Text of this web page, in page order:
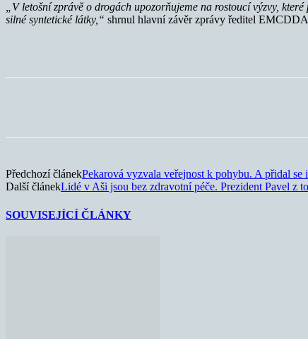
„V letošní zprávě o drogách upozorňujeme na rostoucí výzvy,
silné syntetické látky,“ shrnul hlavní závěr zprávy ředitel
Předchozí článekPekarová vyzvala veřejnost k pohybu. A přidal se
Další článekLidé v Aši jsou bez zdravotní péče. Prezident Pavel z
SOUVISEJÍCÍ ČLÁNKY